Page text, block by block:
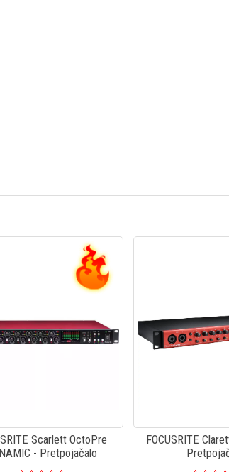
Scarlett OctoPre
- Pretpojačalo
FOCUSRITE